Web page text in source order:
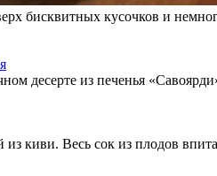
бисквитных кусочков и
десерте из печенья
киви. Весь сок из плодов